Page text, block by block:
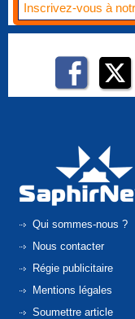
Qui sommes-nous ?
Nous contacter
Régie publicitaire
Mentions légales
Soumettre article